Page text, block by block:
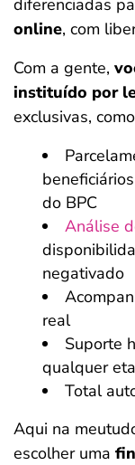
diferenciadas
online, com
Com a gente,
instituído por
exclusivas,
do BPC
Análise
negativado
real
Suporte
qualquer
Total
Aqui na
escolher uma